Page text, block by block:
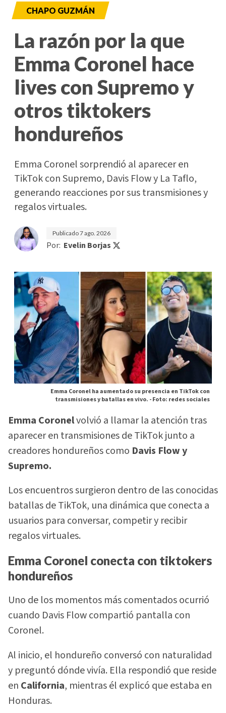
CHAPO GUZMÁN
La razón por la que
Emma Coronel hace
lives con Supremo y
otros tiktokers
hondureños
Emma Coronel sorprendió al aparecer en
TikTok con Supremo, Davis Flow y La Taflo,
generando reacciones por sus transmisiones y
regalos virtuales.
Publicado7 ago. 2026
Por: Evelin Borjas
Emma Coronel ha aumentado su presencia en TikTok con
transmisiones y batallas en vivo. -Foto: redes sociales
Emma Coronelvolvió a llamar la atención tras
aparecer en transmisiones de TikTok junto a
creadores hondureños como Davis Flow y
Supremo.
Los encuentros surgieron dentro de las conocidas
batallas de TikTok, una dinámica que conecta a
usuarios para conversar, competir y recibir
regalos virtuales.
Emma Coronel conecta con tiktokers
hondureños
Uno de los momentos más comentados ocurrió
cuando Davis Flow compartió pantalla con
Coronel.
Al inicio, el hondureño conversó con naturalidad
y preguntó dónde vivía. Ella respondió que reside
en California, mientras él explicó que estaba en
Honduras.